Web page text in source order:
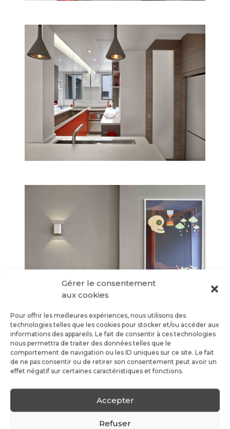
Gérer le consentement
aux cookies
Pour offrir les meilleures expériences, nous utilisons des
technologies telles que les cookies pour stocker et/ou accéder aux
informations des appareils. Le fait de consentir à ces technologies
nous permettra de traiter des données telles que le
comportement de navigation ou les ID uniques sur ce site. Le fait
de ne pas consentir ou de retirer son consentement peut avoir un
effet négatif sur certaines caractéristiques et fonctions.
Accepter
Refuser